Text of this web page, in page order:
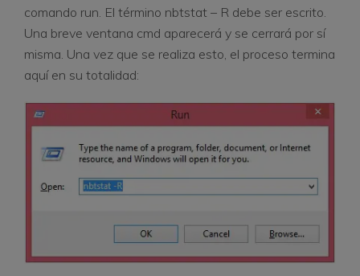
comando run. El término nbtstat – R debe ser escrito.
Una breve ventana cmd aparecerá y se cerrará por sí
misma. Una vez que se realiza esto, el proceso termina
aquí en su totalidad: